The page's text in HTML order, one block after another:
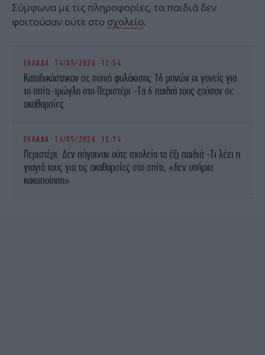
Σύμφωνα με τις πληροφορίες, τα παιδιά δεν
φοιτούσαν ούτε στο σχολείο.
ΕΛΛΑΔΑ 14/05/2026 12:54
Καταδικάστηκαν σε ποινή φυλάκισης 16 μηνών οι γονείς για
το σπίτι-τρώγλη στο Περιστέρι -Τα 6 παιδιά τους ζούσαν σε
ακαθαρσίες
ΕΛΛΑΔΑ 14/05/2026 12:14
Περιστέρι: Δεν πήγαιναν ούτε σχολείο τα έξι παιδιά -Τι λέει η
γιαγιά τους για τις ακαθαρσίες στο σπίτι, «δεν υπήρχε
κακοποίηση»